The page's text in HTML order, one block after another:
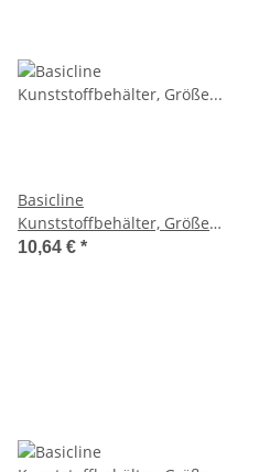
Basicline
Kunststoffbehälter, Größe
40x30x17cm auf Europalette
10,64 € *